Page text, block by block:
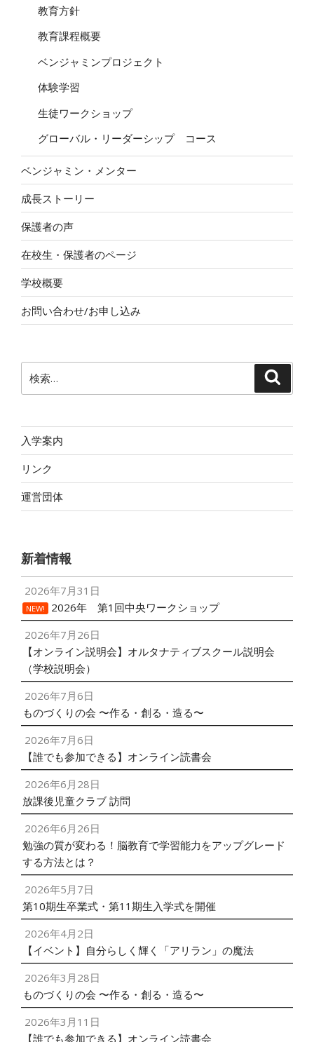
教育方針
教育課程概要
ベンジャミンプロジェクト
体験学習
生徒ワークショップ
グローバル・リーダーシップ コース
ベンジャミン・メンター
成長ストーリー
保護者の声
在校生・保護者のページ
学校概要
お問い合わせ/お申し込み
索:
入学案内
リンク
運営団体
新着情報
2026年7月31日
NEW!
2026年 第1回中央ワークショップ
2026年7月26日
【オンライン説明会】オルタナティブスクール説明会
（学校説明会）
2026年7月6日
ものづくりの会 〜作る・創る・造る〜
2026年7月6日
【誰でも参加できる】オンライン読書会
2026年6月28日
放課後児童クラブ 訪問
2026年6月26日
勉強の質が変わる！脳教育で学習能力をアップグレード
する方法とは？
2026年5月7日
第10期生卒業式・第11期生入学式を開催
2026年4月2日
【イベント】自分らしく輝く「アリラン」の魔法
2026年3月28日
ものづくりの会 〜作る・創る・造る〜
2026年3月11日
【誰でも参加できる】オンライン読書会